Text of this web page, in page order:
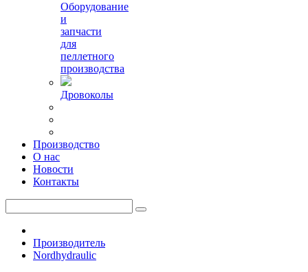
Оборудование
и
запчасти
для
пеллетного
производства
Дровоколы
Производство
О нас
Новости
Контакты
Производитель
Nordhydraulic